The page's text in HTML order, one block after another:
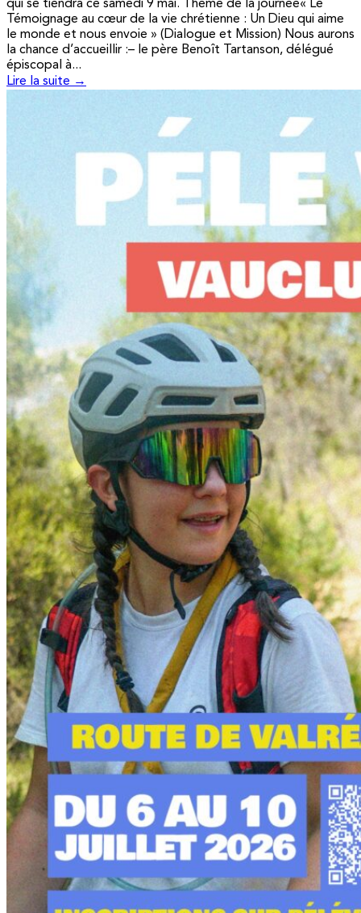
qui se tiendra ce samedi 9 mai. Thème de la journée« Le
Témoignage au cœur de la vie chrétienne : Un Dieu qui aime
le monde et nous envoie » (Dialogue et Mission) Nous aurons
la chance d’accueillir :– le père Benoît Tartanson, délégué
épiscopal à...
Lire la suite →